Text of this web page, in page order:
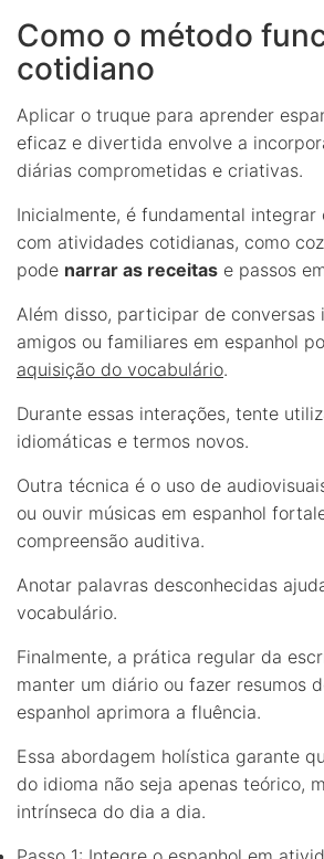
Como o método
cotidiano
Aplicar o truque para aprender
eficaz e divertida envolve a
diárias comprometidas e criativas.
Inicialmente, é fundamental integrar
com atividades cotidianas, como
pode narrar as receitas e passos
Além disso, participar de conversas
amigos ou familiares em espanhol
aquisição do vocabulário.
Durante essas interações, tente
idiomáticas e termos novos.
Outra técnica é o uso de
ou ouvir músicas em espanhol
compreensão auditiva.
Anotar palavras desconhecidas
vocabulário.
Finalmente, a prática regular da
manter um diário ou fazer resumos
espanhol aprimora a fluência.
Essa abordagem holística garante
do idioma não seja apenas teórico,
intrínseca do dia a dia.